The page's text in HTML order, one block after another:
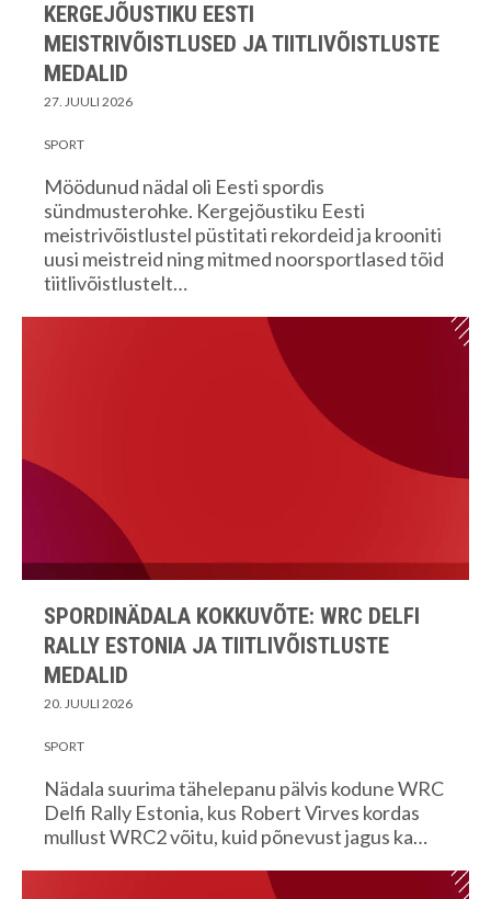
KERGEJÕUSTIKU EESTI
MEISTRIVÕISTLUSED JA TIITLIVÕISTLUSTE
MEDALID
27. JUULI 2026
SPORT
Möödunud nädal oli Eesti spordis
sündmusterohke. Kergejõustiku Eesti
meistrivõistlustel püstitati rekordeid ja krooniti
uusi meistreid ning mitmed noorsportlased tõid
tiitlivõistlustelt…
SPORDINÄDALA KOKKUVÕTE: WRC DELFI
RALLY ESTONIA JA TIITLIVÕISTLUSTE
MEDALID
20. JUULI 2026
SPORT
Nädala suurima tähelepanu pälvis kodune WRC
Delfi Rally Estonia, kus Robert Virves kordas
mullust WRC2 võitu, kuid põnevust jagus ka…